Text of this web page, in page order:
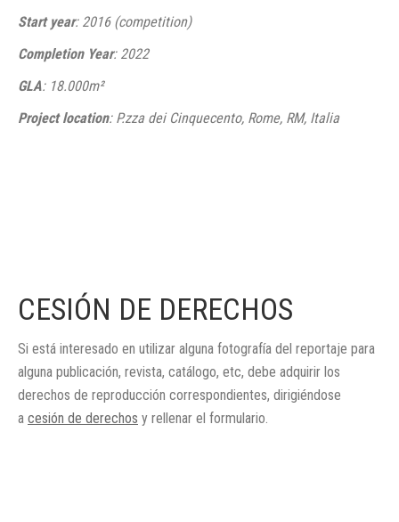
Start year: 2016 (competition)
Completion Year: 2022
GLA: 18.000m²
Project location: P.zza dei Cinquecento, Rome, RM, Italia
CESIÓN DE DERECHOS
Si está interesado en utilizar alguna fotografía del reportaje para
alguna publicación, revista, catálogo, etc, debe adquirir los
derechos de reproducción correspondientes, dirigiéndose
a cesión de derechos y rellenar el formulario.